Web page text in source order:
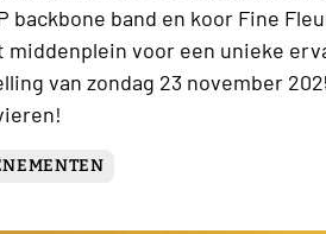
backbone band en koor Fine
middenplein voor een unieke
van zondag 23 november